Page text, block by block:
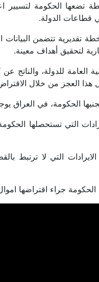
تضعها الحكومة لتسيير
قطاعات الدولة.
تقديرية تتضمن البيانات
لتحقيق أهداف معينة.
العامة للدولة، والناتج
العجز من خلال
الحكومة، في العراق
التي تستحصلها
التي لا ترتبط
جراء اقتراضها